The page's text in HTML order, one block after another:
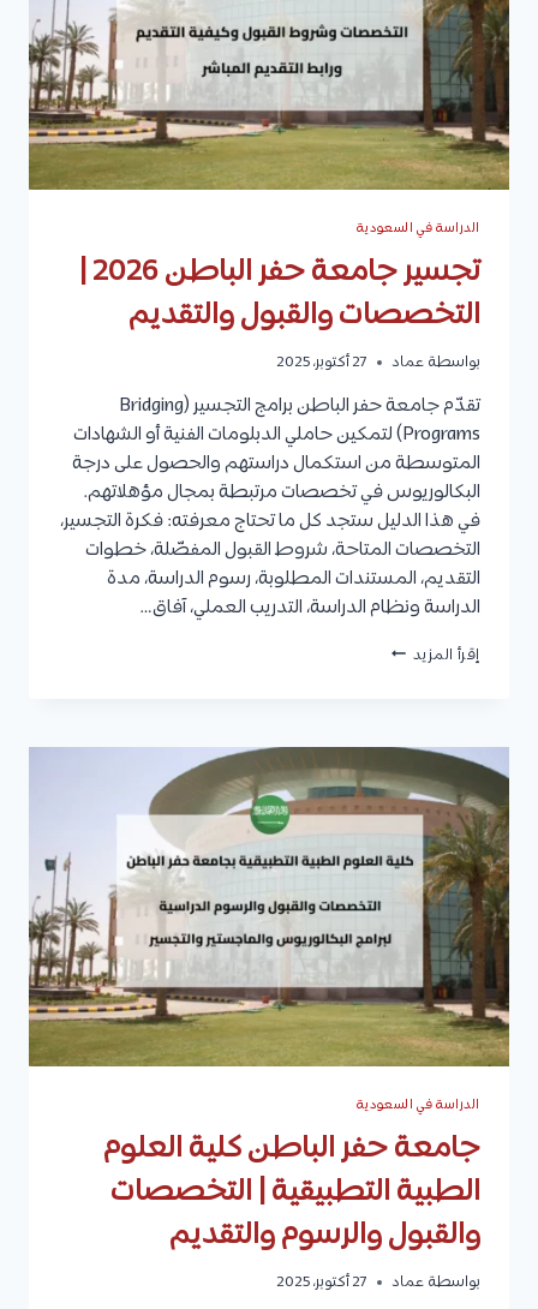
الدراسة في السعودية
التخصصات والقبول والتقديم
بواسطة عماد 27 أكتوبر، 2025
تقدّم جامعة حفر الباطن برامج التجسير (Bridging
Programs) لتمكين حاملي الدبلومات الفنية أو الشهادات
المتوسطة من استكمال دراستهم والحصول على درجة
البكالوريوس في تخصصات مرتبطة بمجال مؤهلاتهم.
في هذا الدليل ستجد كل ما تحتاج معرفته: فكرة التجسير،
التخصصات المتاحة، شروط القبول المفصّلة، خطوات
التقديم، المستندات المطلوبة، رسوم الدراسة، مدة
الدراسة ونظام الدراسة، التدريب العملي، آفاق…
إقرأ المزيد تجسير
2026
التخصصات
والقبول
الدراسة في السعودية
جامعة حفر الباطن كلية العلوم
الطبية التطبيقية | التخصصات
والقبول والرسوم والتقديم
بواسطة عماد 27 أكتوبر، 2025